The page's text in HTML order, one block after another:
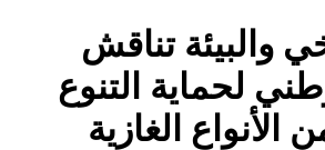
والبيئة تناقش
لحماية التنوع
الأنواع الغازية